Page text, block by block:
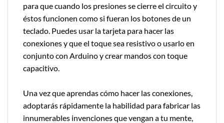
para que cuando los presiones se cierre el circuito y
éstos funcionen como si fueran los botones de un
teclado. Puedes usar la tarjeta para hacer las
conexiones y que el toque sea resistivo o usarlo en
conjunto con Arduino y crear mandos con toque
capacitivo.
Una vez que aprendas cómo hacer las conexiones,
adoptarás rápidamente la habilidad para fabricar las
innumerables invenciones que vengan a tu mente,